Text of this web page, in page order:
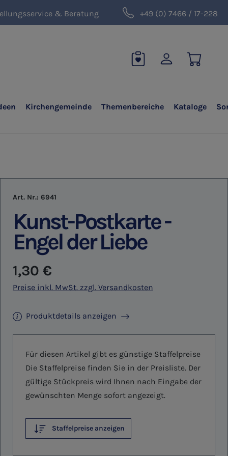
& Beratung +49 (0) 7466 / 17-228
Kirchengemeinde Themenbereiche Kataloge
Art. Nr.: 6941
Kunst-Postkarte -
Engel der Liebe
Regulärer Preis:
1,30 €
Preise inkl. MwSt. zzgl. Versandkosten
Produktdetails anzeigen
Für diesen Artikel gibt es günstige Staffelpreise
Die Staffelpreise finden Sie in der Preisliste. Der
gültige Stückpreis wird Ihnen nach Eingabe der
gewünschten Menge sofort angezeigt.
Staffelpreise anzeigen